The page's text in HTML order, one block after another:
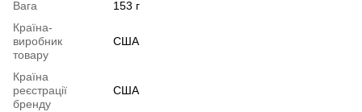
Вага
153 г
Країна-
виробник
товару
США
Країна
реєстрації
бренду
США